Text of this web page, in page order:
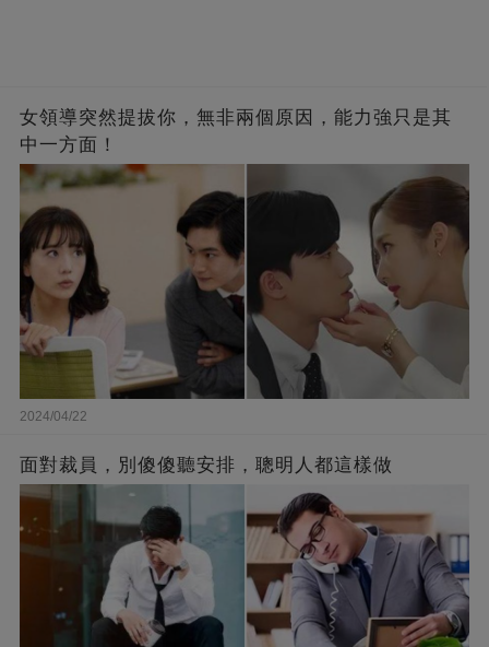
女領導突然提拔你，無非兩個原因，能力強只是其
中一方面！
2024/04/22
面對裁員，別傻傻聽安排，聰明人都這樣做